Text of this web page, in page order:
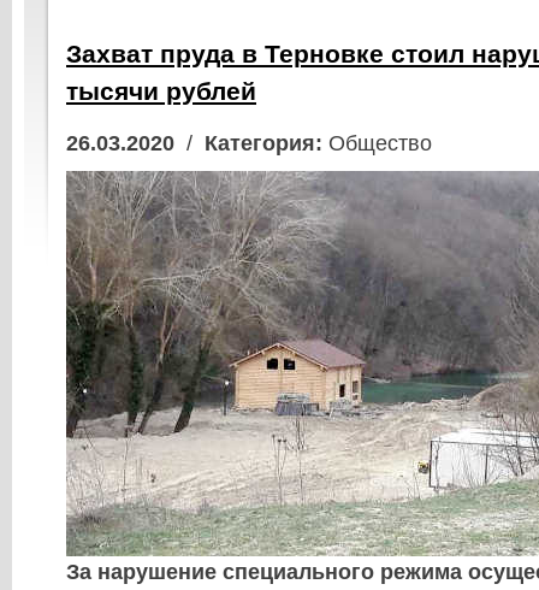
Захват пруда в Терновке стоил
тысячи рублей
26.03.2020 / Категория: Общество
За нарушение специального режима